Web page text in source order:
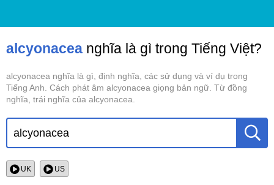
alcyonacea nghĩa là gì trong Tiếng Việt?
alcyonacea nghĩa là gì, định nghĩa, các sử dụng và ví dụ trong
Tiếng Anh. Cách phát âm alcyonacea giọng bản ngữ. Từ đồng
nghĩa, trái nghĩa của alcyonacea.
UK US